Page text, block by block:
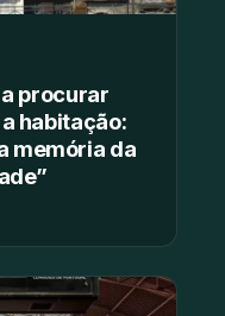
procurar
habitação:
memória da